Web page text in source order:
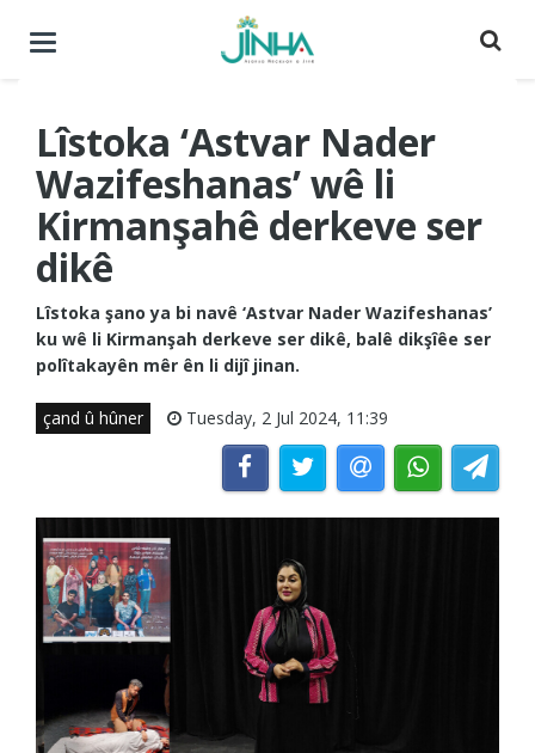
Menuyê
Lîstoka ‘Astvar Nader
Wazifeshanas’ wê li
Kirmanşahê derkeve ser
dikê
Lîstoka şano ya bi navê ‘Astvar Nader Wazifeshanas’
ku wê li Kirmanşah derkeve ser dikê, balê dikşîêe ser
polîtakayên mêr ên li dijî jinan.
çand û hûner Tuesday, 2 Jul 2024, 11:39